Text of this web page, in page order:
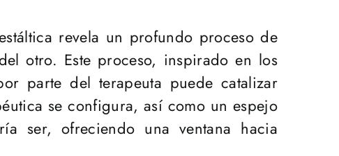
revela un profundo proceso de
otro. Este proceso, inspirado en los
parte del terapeuta puede catalizar
se configura, así como un espejo
ser, ofreciendo una ventana hacia